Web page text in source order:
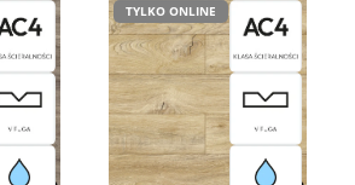
TYLKO ONLINE